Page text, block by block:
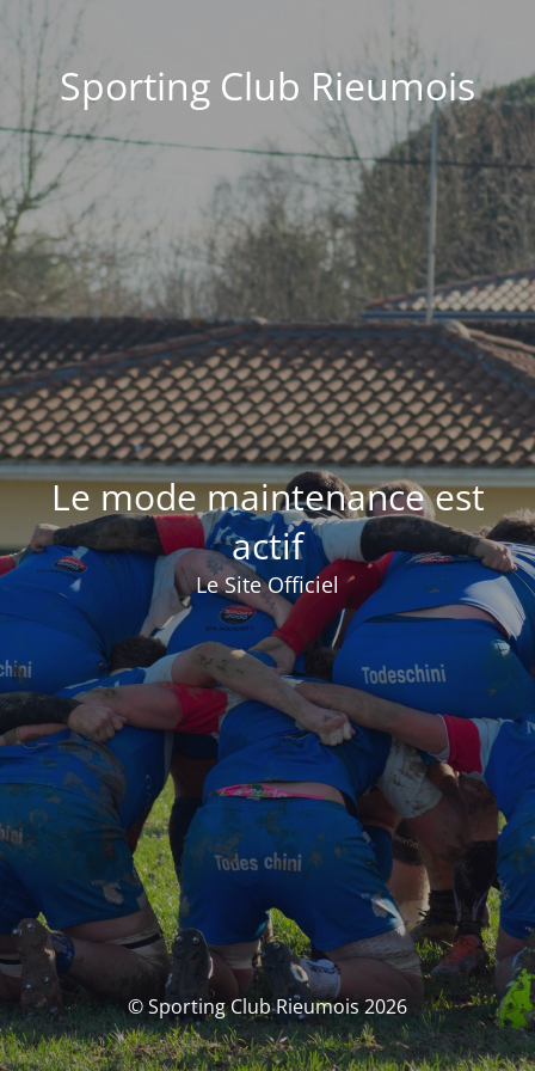
Sporting Club Rieumois
Le mode maintenance est
actif
Le Site Officiel
© Sporting Club Rieumois 2026